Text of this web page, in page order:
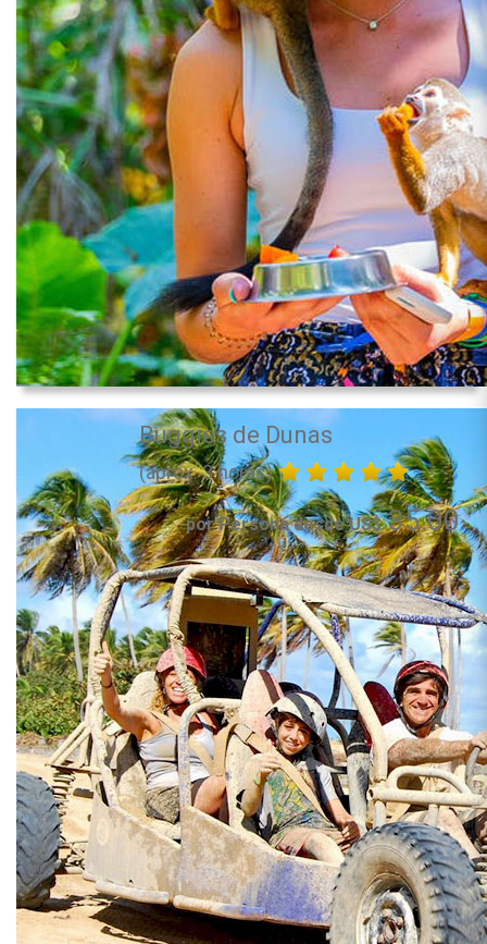
Buggies de Dunas
(aprox. 3 horas)
por Persona desde US$35.00